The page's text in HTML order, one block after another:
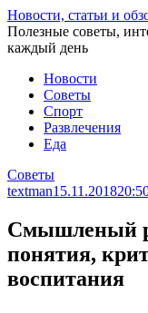
Перейти
к
статье
Новости, статьи и
Полезные советы,
каждый день
Новости
Советы
Спорт
Развлечения
Еда
Советы
textman15.11.2018
Смышленый
понятия,
воспитания